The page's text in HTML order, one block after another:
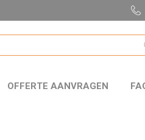
OFFERTE AANVRAGEN